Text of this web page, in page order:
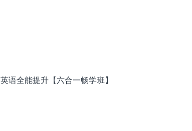
英语全能提升【六合一畅学班】